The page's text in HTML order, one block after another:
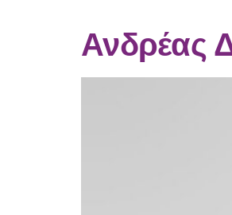
Ανδρέας